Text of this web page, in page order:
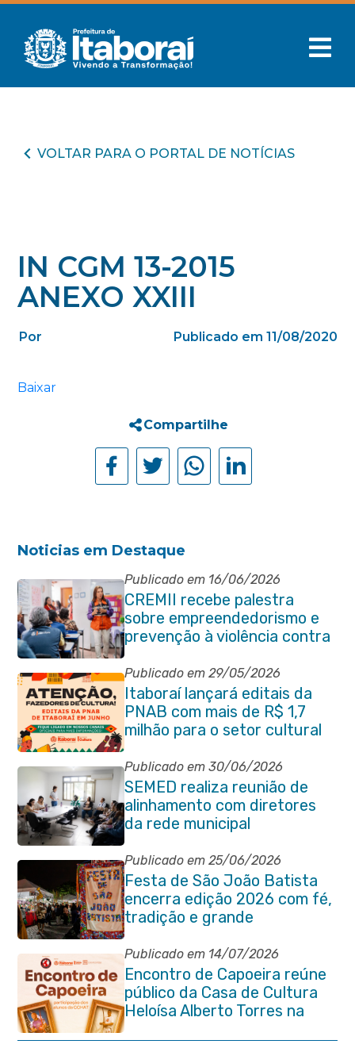
VOLTAR PARA O PORTAL DE NOTÍCIAS
IN CGM 13-2015
ANEXO XXIII
Por Publicado em 11/08/2020
Baixar
Compartilhe
Noticias em Destaque
Publicado em 16/06/2026
CREMII recebe palestra
sobre empreendedorismo e
prevenção à violência contra
a pessoa idosa
Publicado em 29/05/2026
Itaboraí lançará editais da
PNAB com mais de R$ 1,7
milhão para o setor cultural
Publicado em 30/06/2026
SEMED realiza reunião de
alinhamento com diretores
da rede municipal
Publicado em 25/06/2026
Festa de São João Batista
encerra edição 2026 com fé,
tradição e grande
participação popular
Publicado em 14/07/2026
Encontro de Capoeira reúne
público da Casa de Cultura
Heloísa Alberto Torres na
Praça Marechal Floriano